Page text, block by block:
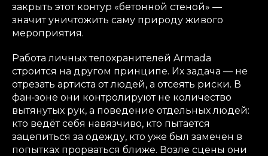
закрыть этот контур «бетонной стеной» —
значит уничтожить саму природу живого
мероприятия.
Работа личных телохранителей Armada
строится на другом принципе. Их задача — не
отрезать артиста от людей, а отсеять риски. В
фан‑зоне они контролируют не количество
вытянутых рук, а поведение отдельных людей:
кто ведёт себя навязчиво, кто пытается
зацепиться за одежду, кто уже был замечен в
попытках прорваться ближе. Возле сцены они